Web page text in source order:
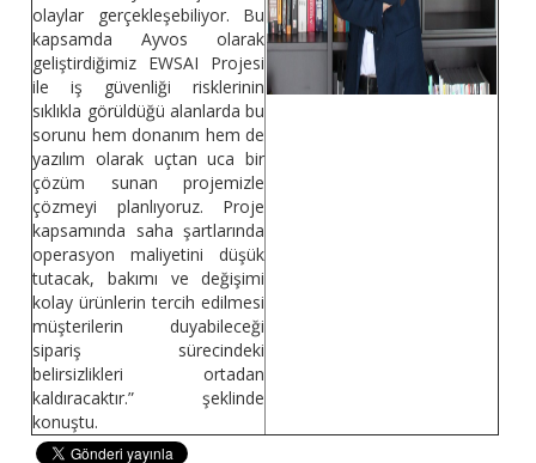
olaylar gerçekleşebiliyor. Bu
kapsamda Ayvos olarak
geliştirdiğimiz EWSAI Projesi
ile iş güvenliği risklerinin
sıklıkla görüldüğü alanlarda bu
sorunu hem donanım hem de
yazılım olarak uçtan uca bir
çözüm sunan projemizle
çözmeyi planlıyoruz. Proje
kapsamında saha şartlarında
operasyon maliyetini düşük
tutacak, bakımı ve değişimi
kolay ürünlerin tercih edilmesi
müşterilerin duyabileceği
sipariş sürecindeki
belirsizlikleri ortadan
kaldıracaktır.” şeklinde
konuştu.